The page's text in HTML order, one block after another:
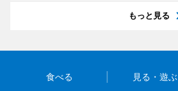
もっと見る
食べる 見る・遊ぶ